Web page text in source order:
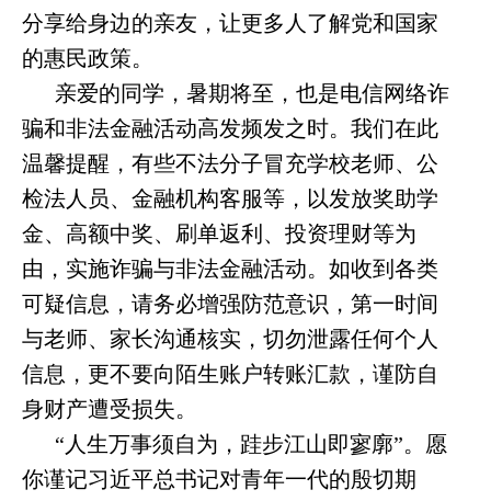
分享给身边的亲友，让更多人了解党和国家
的惠民政策。
亲爱的同学，暑期将至，也是电信网络诈
骗和非法金融活动高发频发之时。我们在此
温馨提醒，有些不法分子冒充学校老师、公
检法人员、金融机构客服等，以发放奖助学
金、高额中奖、刷单返利、投资理财等为
由，实施诈骗与非法金融活动。如收到各类
可疑信息，请务必增强防范意识，第一时间
与老师、家长沟通核实，切勿泄露任何个人
信息，更不要向陌生账户转账汇款，谨防自
身财产遭受损失。
“人生万事须自为，跬步江山即寥廓”。愿
你谨记习近平总书记对青年一代的殷切期